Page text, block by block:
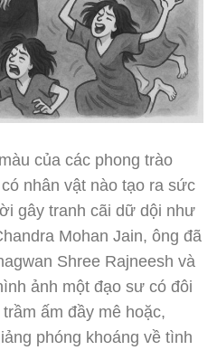
của các phong trào
nhân vật nào tạo ra sức
gây tranh cãi dữ dội như
Mohan Jain, ông đã
Shree Rajneesh và
ảnh một đạo sư có đôi
ấm đầy mê hoặc,
phóng khoáng về tình